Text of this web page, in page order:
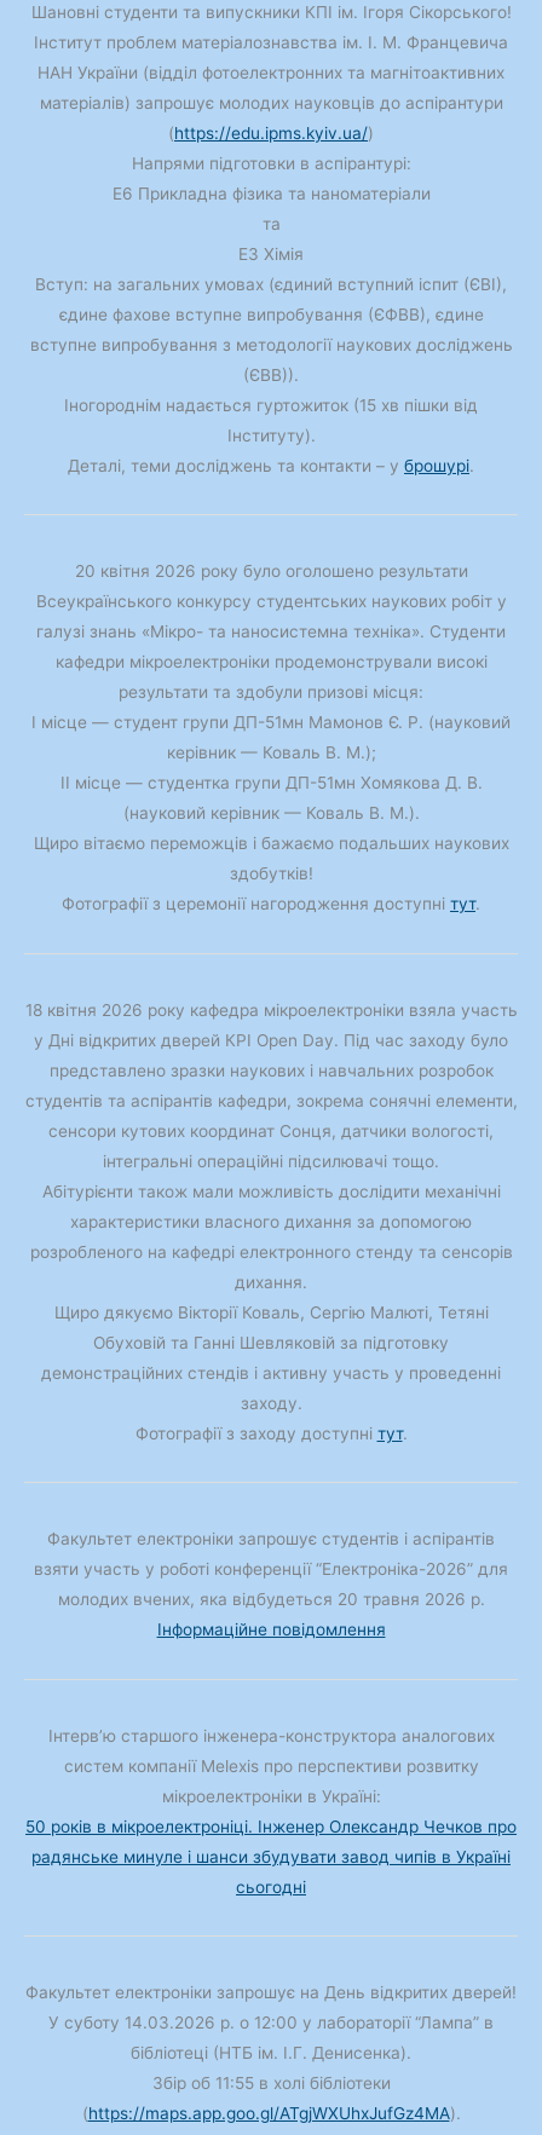
Шановні студенти та випускники КПІ ім. Ігоря Сікорського!
Інститут проблем матеріалознавства ім. І. М. Францевича
НАН України (відділ фотоелектронних та магнітоактивних
матеріалів) запрошує молодих науковців до аспірантури
(https://edu.ipms.kyiv.ua/)
Напрями підготовки в аспірантурі:
E6 Прикладна фізика та наноматеріали
та
E3 Хімія
Вступ: на загальних умовах (єдиний вступний іспит (ЄВІ),
єдине фахове вступне випробування (ЄФВВ), єдине
вступне випробування з методології наукових досліджень
(ЄВВ)).
Іногороднім надається гуртожиток (15 хв пішки від
Інституту).
Деталі, теми досліджень та контакти – у брошурі.
20 квітня 2026 року було оголошено результати
Всеукраїнського конкурсу студентських наукових робіт у
галузі знань «Мікро- та наносистемна техніка». Студенти
кафедри мікроелектроніки продемонстрували високі
результати та здобули призові місця:
І місце — студент групи ДП-51мн Мамонов Є. Р. (науковий
керівник — Коваль В. М.);
ІІ місце — студентка групи ДП-51мн Хомякова Д. В.
(науковий керівник — Коваль В. М.).
Щиро вітаємо переможців і бажаємо подальших наукових
здобутків!
Фотографії з церемонії нагородження доступні тут.
18 квітня 2026 року кафедра мікроелектроніки взяла участь
у Дні відкритих дверей КРІ Open Day. Під час заходу було
представлено зразки наукових і навчальних розробок
студентів та аспірантів кафедри, зокрема сонячні елементи,
сенсори кутових координат Сонця, датчики вологості,
інтегральні операційні підсилювачі тощо.
Абітурієнти також мали можливість дослідити механічні
характеристики власного дихання за допомогою
розробленого на кафедрі електронного стенду та сенсорів
дихання.
Щиро дякуємо Вікторії Коваль, Сергію Малюті, Тетяні
Обуховій та Ганні Шевляковій за підготовку
демонстраційних стендів і активну участь у проведенні
заходу.
Фотографії з заходу доступні тут.
Факультет електроніки запрошує студентів і аспірантів
взяти участь у роботі конференції “Електроніка-2026” для
молодих вчених, яка відбудеться 20 травня 2026 р.
Інформаційне повідомлення
Інтерв’ю старшого інженера-конструктора аналогових
систем компанії Melexis про перспективи розвитку
мікроелектроніки в Україні:
50 років в мікроелектроніці. Інженер Олександр Чечков про
радянське минуле і шанси збудувати завод чипів в Україні
сьогодні
Факультет електроніки запрошує на День відкритих дверей!
У суботу 14.03.2026 р. о 12:00 у лабораторії “Лампа” в
бібліотеці (НТБ ім. І.Г. Денисенка).
Збір об 11:55 в холі бібліотеки
(https://maps.app.goo.gl/ATgjWXUhxJufGz4MA).